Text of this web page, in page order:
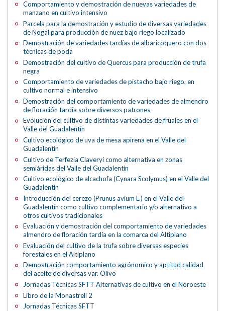
Comportamiento y demostración de nuevas variedades de
manzano en cultivo intensivo
Parcela para la demostración y estudio de diversas variedades
de Nogal para producción de nuez bajo riego localizado
Demostración de variedades tardías de albaricoquero con dos
técnicas de poda
Demostración del cultivo de Quercus para producción de trufa
negra
Comportamiento de variedades de pistacho bajo riego, en
cultivo normal e intensivo
Demostración del comportamiento de variedades de almendro
de floración tardía sobre diversos patrones
Evolución del cultivo de distintas variedades de fruales en el
Valle del Guadalentín
Cultivo ecológico de uva de mesa apirena en el Valle del
Guadalentín
Cultivo de Terfezia Claveryi como alternativa en zonas
semiáridas del Valle del Guadalentín
Cultivo ecológico de alcachofa (Cynara Scolymus) en el Valle del
Guadalentín
Introducción del cerezo (Prunus avium L.) en el Valle del
Guadalentín como cultivo complementario y/o alternativo a
otros cultivos tradicionales
Evaluación y demostración del comportamiento de variedades
almendro de floración tardía en la comarca del Altiplano
Evaluación del cultivo de la trufa sobre diversas especies
forestales en el Altiplano
Demostración comportamiento agrónomico y aptitud calidad
del aceite de diversas var. Olivo
Jornadas Técnicas SFTT Alternativas de cultivo en el Noroeste
Libro de la Monastrell 2
Jornadas Técnicas SFTT